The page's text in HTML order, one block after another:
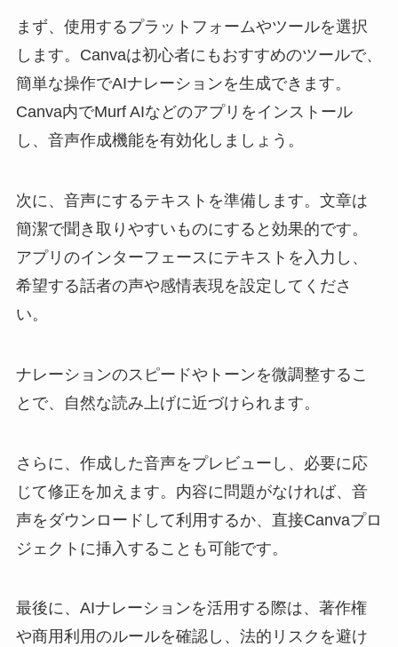
まず、使用するプラットフォームやツールを選択
します。Canvaは初心者にもおすすめのツールで、
簡単な操作でAIナレーションを生成できます。
Canva内でMurf AIなどのアプリをインストール
し、音声作成機能を有効化しましょう。
次に、音声にするテキストを準備します。文章は
簡潔で聞き取りやすいものにすると効果的です。
アプリのインターフェースにテキストを入力し、
希望する話者の声や感情表現を設定してくださ
い。
ナレーションのスピードやトーンを微調整するこ
とで、自然な読み上げに近づけられます。
さらに、作成した音声をプレビューし、必要に応
じて修正を加えます。内容に問題がなければ、音
声をダウンロードして利用するか、直接Canvaプロ
ジェクトに挿入することも可能です。
最後に、AIナレーションを活用する際は、著作権
や商用利用のルールを確認し、法的リスクを避け